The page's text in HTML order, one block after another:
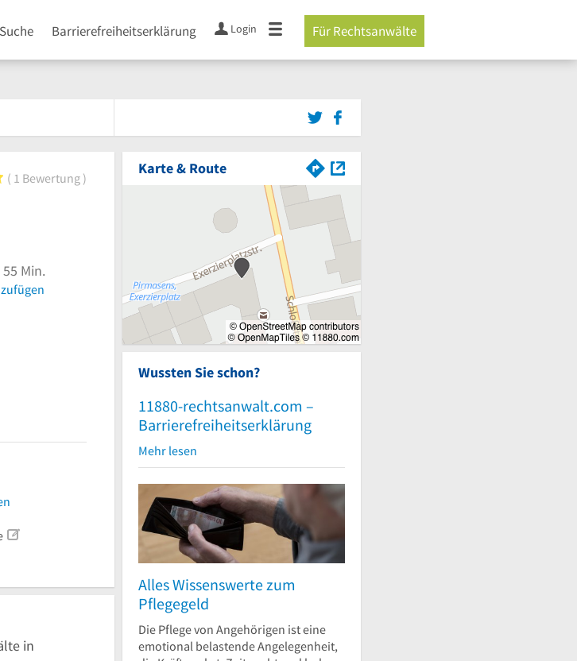
Barrierefreiheitserklärung Login Für Rechtsanwälte
5 von 5 Sternen
1 Bewertung
Min.
in
Karte & Route
Wussten Sie schon?
11880-rechtsanwalt.com –
Barrierefreiheitserklärung
Mehr lesen
Alles Wissenswerte zum
Pflegegeld
Die Pflege von Angehörigen ist eine
emotional belastende Angelegenheit,